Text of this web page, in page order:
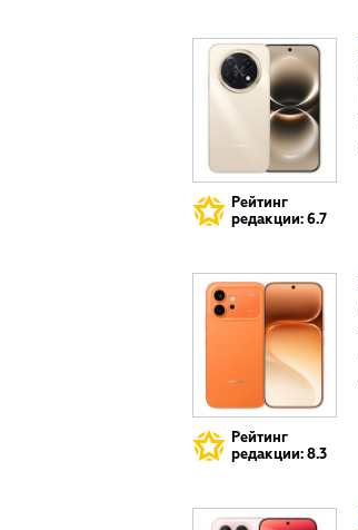
Рейтинг
редакции: 6.7
Рейтинг
редакции: 8.3